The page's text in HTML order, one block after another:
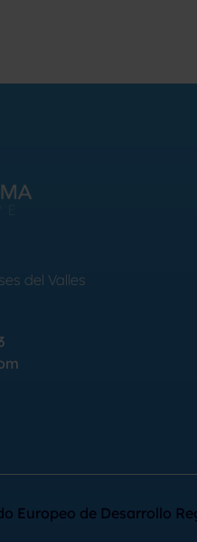
del Valles
Europeo de Desarrollo